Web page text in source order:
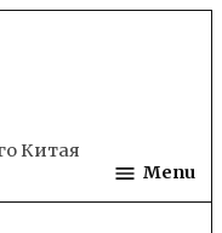
Китая
Menu